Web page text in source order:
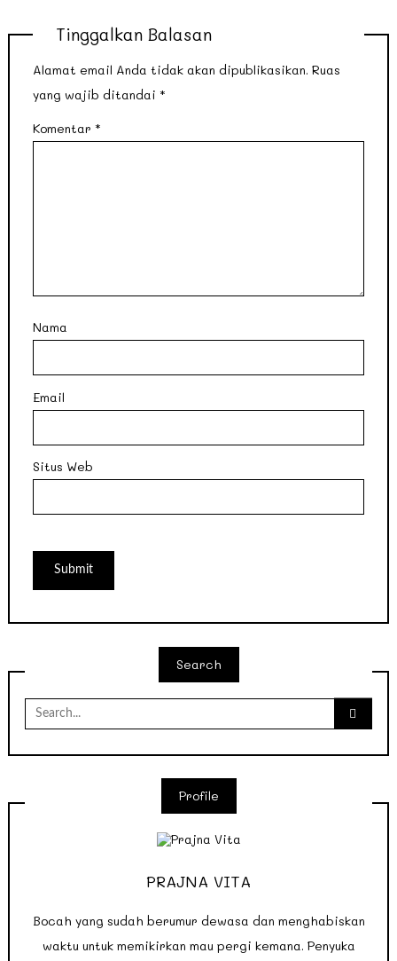
Tinggalkan Balasan
Alamat email Anda tidak akan dipublikasikan. Ruas
yang wajib ditandai *
Komentar *
Nama
Email
Situs Web
Search
Search
for:
Profile
PRAJNA VITA
Bocah yang sudah berumur dewasa dan menghabiskan
waktu untuk memikirkan mau pergi kemana. Penyuka